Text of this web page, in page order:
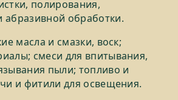
полирования,
абразивной обработки.
масла и смазки, воск;
смеси для впитывания,
пыли; топливо и
и фитили для освещения.